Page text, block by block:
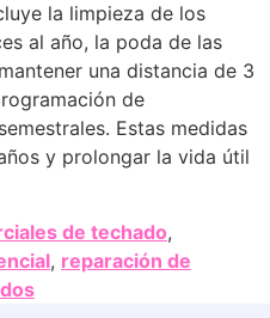
la limpieza de los
al año, la poda de las
una distancia de 3
de
Estas medidas
y prolongar la vida útil
de techado,
, reparación de